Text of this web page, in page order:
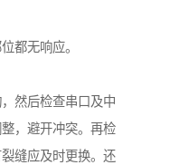
都无响应。
然后检查串口及中
，避开冲突。再检
缝应及时更换。还